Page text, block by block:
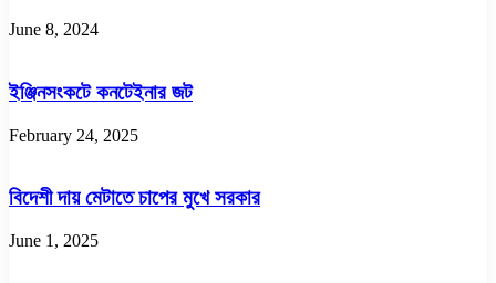
June 8, 2024
ইঞ্জিনসংকটে কনটেইনার জট
February 24, 2025
বিদেশী দায় মেটাতে চাপের মুখে সরকার
June 1, 2025